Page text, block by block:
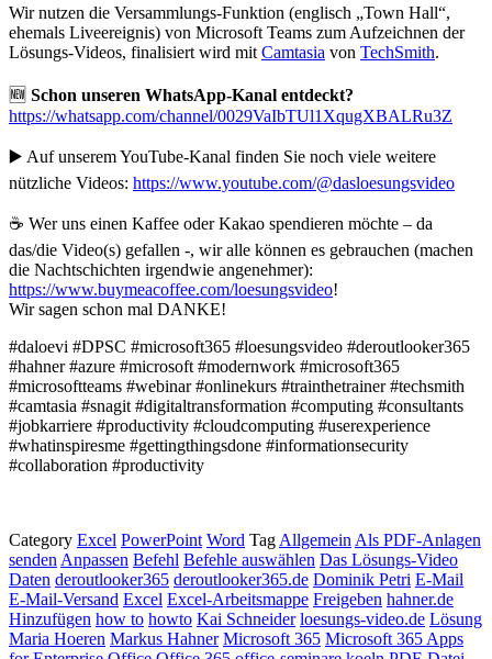
Wir nutzen die Versammlungs-Funktion (englisch „Town Hall“,
ehemals Liveereignis) von Microsoft Teams zum Aufzeichnen der
Lösungs-Videos, finalisiert wird mit Camtasia von TechSmith.
🆕 Schon unseren WhatsApp-Kanal entdeckt?
https://whatsapp.com/channel/0029VaIbTUl1XqugXBALRu3Z
▶️ Auf unserem YouTube-Kanal finden Sie noch viele weitere
nützliche Videos: https://www.youtube.com/@dasloesungsvideo
☕ Wer uns einen Kaffee oder Kakao spendieren möchte – da
das/die Video(s) gefallen -, wir alle können es gebrauchen (machen
die Nachtschichten irgendwie angenehmer):
https://www.buymeacoffee.com/loesungsvideo!
Wir sagen schon mal DANKE!
#daloevi #DPSC #microsoft365 #loesungsvideo #deroutlooker365
#hahner #azure #microsoft #modernwork #microsoft365
#microsoftteams #webinar #onlinekurs #trainthetrainer #techsmith
#camtasia #snagit #digitaltransformation #computing #consultants
#jobkarriere #productivity #cloudcomputing #userexperience
#whatinspiresme #gettingthingsdone #informationsecurity
#collaboration #productivity
Category Excel PowerPoint Word Tag Allgemein Als PDF-Anlagen
senden Anpassen Befehl Befehle auswählen Das Lösungs-Video
Daten deroutlooker365 deroutlooker365.de Dominik Petri E-Mail
E-Mail-Versand Excel Excel-Arbeitsmappe Freigeben hahner.de
Hinzufügen how to howto Kai Schneider loesungs-video.de Lösung
Maria Hoeren Markus Hahner Microsoft 365 Microsoft 365 Apps